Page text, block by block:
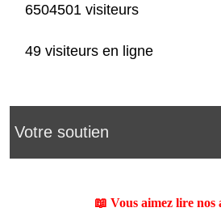
6504501 visiteurs
49 visiteurs en ligne
Votre soutien
📖 Vous aimez lire nos